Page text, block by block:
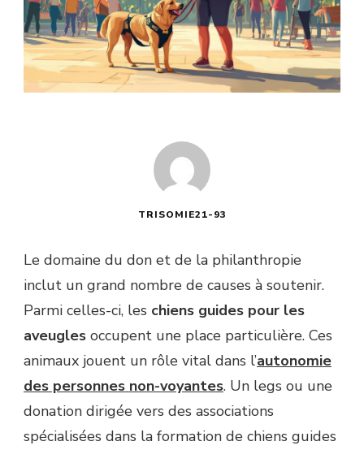
TRISOMIE21-93
Le domaine du don et de la philanthropie
inclut un grand nombre de causes à soutenir.
Parmi celles-ci, les chiens guides pour les
aveugles occupent une place particulière. Ces
animaux jouent un rôle vital dans l’autonomie
des personnes non-voyantes. Un legs ou une
donation dirigée vers des associations
spécialisées dans la formation de chiens guides